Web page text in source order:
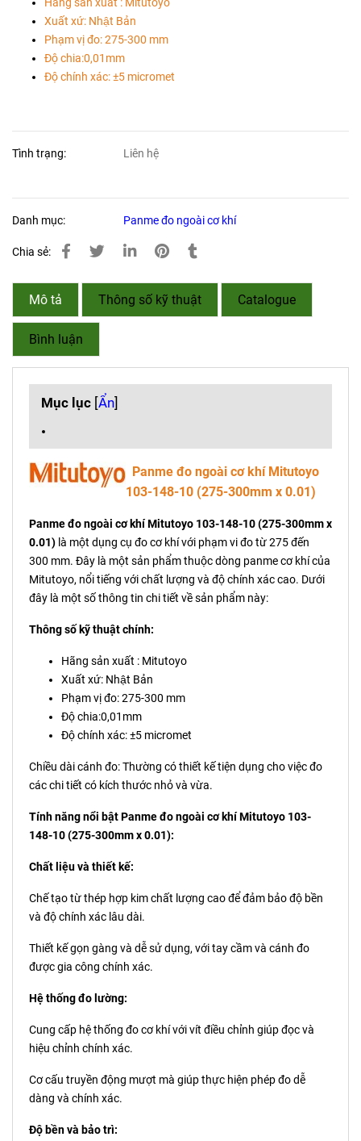
Hãng sản xuất : Mitutoyo
Xuất xứ: Nhật Bản
Phạm vị đo: 275-300 mm
Độ chia:0,01mm
Độ chính xác: ±5 micromet
Tình trạng: Liên hệ
Danh mục: Panme đo ngoài cơ khí
Chia sẻ:
Mô tả Thông số kỹ thuật Catalogue
Bình luận
Mục lục [Ẩn]
Panme đo ngoài cơ khí Mitutoyo
103-148-10 (275-300mm x 0.01)
Panme đo ngoài cơ khí Mitutoyo 103-148-10 (275-300mm x
0.01) là một dụng cụ đo cơ khí với phạm vi đo từ 275 đến
300 mm. Đây là một sản phẩm thuộc dòng panme cơ khí của
Mitutoyo, nổi tiếng với chất lượng và độ chính xác cao. Dưới
đây là một số thông tin chi tiết về sản phẩm này:
Thông số kỹ thuật chính:
Hãng sản xuất : Mitutoyo
Xuất xứ: Nhật Bản
Phạm vị đo: 275-300 mm
Độ chia:0,01mm
Độ chính xác: ±5 micromet
Chiều dài cánh đo: Thường có thiết kế tiện dụng cho việc đo
các chi tiết có kích thước nhỏ và vừa.
Tính năng nổi bật Panme đo ngoài cơ khí Mitutoyo 103-
148-10 (275-300mm x 0.01):
Chất liệu và thiết kế:
Chế tạo từ thép hợp kim chất lượng cao để đảm bảo độ bền
và độ chính xác lâu dài.
Thiết kế gọn gàng và dễ sử dụng, với tay cầm và cánh đo
được gia công chính xác.
Hệ thống đo lường:
Cung cấp hệ thống đo cơ khí với vít điều chỉnh giúp đọc và
hiệu chỉnh chính xác.
Cơ cấu truyền động mượt mà giúp thực hiện phép đo dễ
dàng và chính xác.
Độ bền và bảo trì: